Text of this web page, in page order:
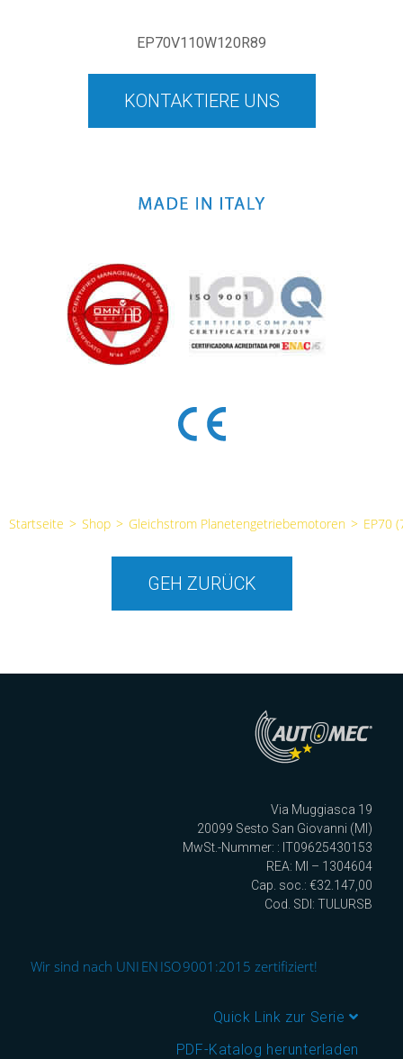
EP70V110W120R89
KONTAKTIERE UNS
Startseite > Shop > Gleichstrom Planetengetriebemotoren > EP70
GEH ZURÜCK
Via Muggiasca 19
20099 Sesto San Giovanni (MI)
MwSt.-Nummer: : IT09625430153
REA: MI – 1304604
Cap. soc.: €32.147,00
Cod. SDI: TULURSB
Wir sind nach UNI EN ISO 9001:2015 zertifiziert!
Quick Link zur Serie
PDF-Katalog herunterladen